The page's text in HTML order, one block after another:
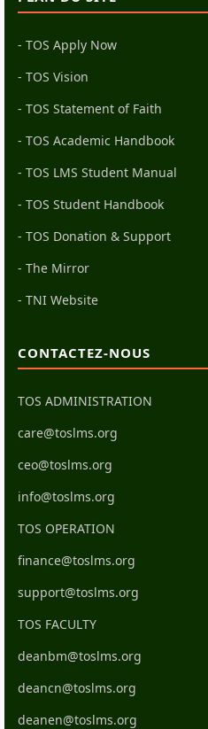
- TOS Apply Now
- TOS Vision
- TOS Statement of Faith
- TOS Academic Handbook
- TOS LMS Student Manual
- TOS Student Handbook
- TOS Donation & Support
- The Mirror
- TNI Website
CONTACTEZ-NOUS
TOS ADMINISTRATION
care@toslms.org
ceo@toslms.org
info@toslms.org
TOS OPERATION
finance@toslms.org
support@toslms.org
TOS FACULTY
deanbm@toslms.org
deancn@toslms.org
deanen@toslms.org